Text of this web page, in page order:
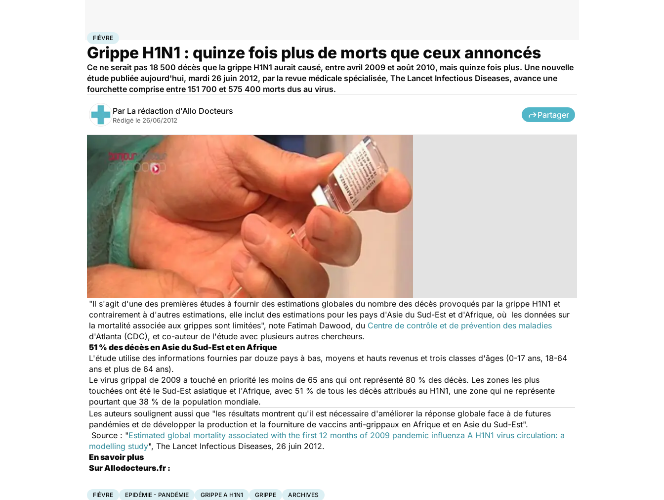
AccueilSanté
FIÈVRE
Grippe H1N1 : quinze fois plus de morts que ceux annoncés
Ce ne serait pas 18 500 décès que la grippe H1N1 aurait causé, entre avril 2009 et août 2010, mais quinze fois plus. Une nouvelle
étude publiée aujourd'hui, mardi 26 juin 2012, par la revue médicale spécialisée, The Lancet Infectious Diseases, avance une
fourchette comprise entre 151 700 et 575 400 morts dus au virus.
Par La rédaction d'Allo Docteurs
Rédigé le 26/06/2012
Partager
"Il s'agit d'une des premières études à fournir des estimations globales du nombre des décès provoqués par la grippe H1N1 et
contrairement à d'autres estimations, elle inclut des estimations pour les pays d'Asie du Sud-Est et d'Afrique, où les données sur
la mortalité associée aux grippes sont limitées", note Fatimah Dawood, du Centre de contrôle et de prévention des maladies
d'Atlanta (CDC), et co-auteur de l'étude avec plusieurs autres chercheurs.
51 % des décès en Asie du Sud-Est et en Afrique
L'étude utilise des informations fournies par douze pays à bas, moyens et hauts revenus et trois classes d'âges (0-17 ans, 18-64
ans et plus de 64 ans).
Le virus grippal de 2009 a touché en priorité les moins de 65 ans qui ont représenté 80 % des décès. Les zones les plus
touchées ont été le Sud-Est asiatique et l'Afrique, avec 51 % de tous les décès attribués au H1N1, une zone qui ne représente
pourtant que 38 % de la population mondiale.
Les auteurs soulignent aussi que "les résultats montrent qu'il est nécessaire d'améliorer la réponse globale face à de futures
pandémies et de développer la production et la fourniture de vaccins anti-grippaux en Afrique et en Asie du Sud-Est".
Source : "Estimated global mortality associated with the first 12 months of 2009 pandemic influenza A H1N1 virus circulation: a
modelling study", The Lancet Infectious Diseases, 26 juin 2012.
En savoir plus
Sur Allodocteurs.fr :
FIÈVRE EPIDÉMIE - PANDÉMIE GRIPPE A H1N1 GRIPPE ARCHIVES